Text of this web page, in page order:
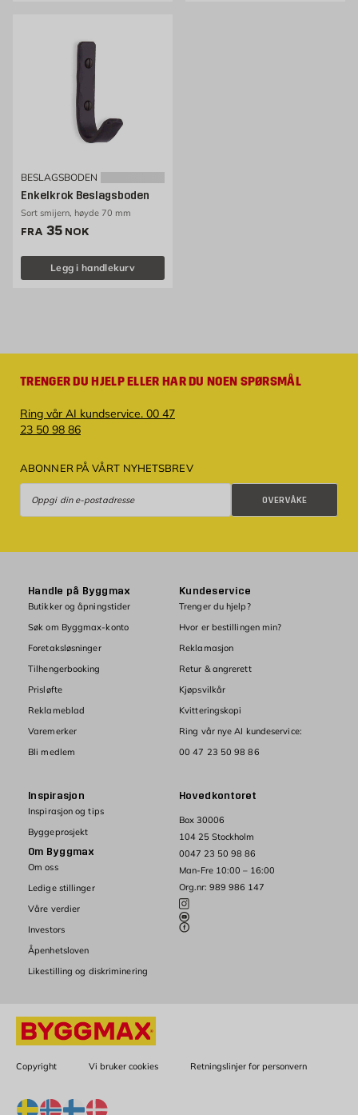
BESLAGSBODEN
Enkelkrok Beslagsboden
Sort smijern, høyde 70 mm
FRA Pris 35 NOK /stk
35 NOK
Legg i handlekurv
TRENGER DU HJELP ELLER HAR DU NOEN SPØRSMÅL
Ring vår AI kundservice. 00 47
23 50 98 86
ABONNER PÅ VÅRT NYHETSBREV
OVERVÅKE
Hovedkontoret
Box 30006
104 25 Stockholm
0047 23 50 98 86
Man-Fre 10:00 – 16:00
Org.nr: 989 986 147
Handle på Byggmax
Butikker og åpningstider
Søk om Byggmax-konto
Foretaksløsninger
Tilhengerbooking
Prisløfte
Reklameblad
Varemerker
Bli medlem
Kundeservice
Trenger du hjelp?
Hvor er bestillingen min?
Reklamasjon
Retur & angrerett
Kjøpsvilkår
Kvitteringskopi
Ring vår nye AI kundeservice:
00 47 23 50 98 86
Inspirasjon
Inspirasjon og tips
Byggeprosjekt
Om Byggmax
Om oss
Ledige stillinger
Våre verdier
Investors
Åpenhetsloven
Likestilling og diskriminering
Copyright Vi bruker cookies Retningslinjer for personvern